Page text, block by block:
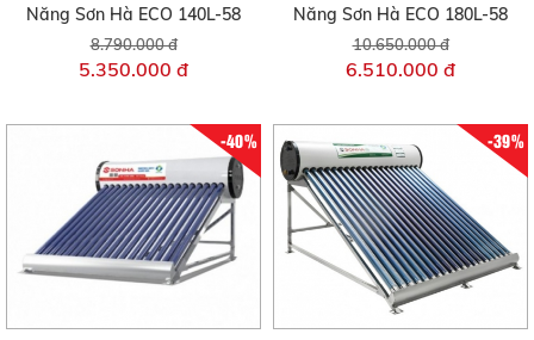
Năng Sơn Hà ECO 140L-58
8.790.000 đ
5.350.000 đ
Năng Sơn Hà ECO 180L-58
10.650.000 đ
6.510.000 đ
-40% -39%